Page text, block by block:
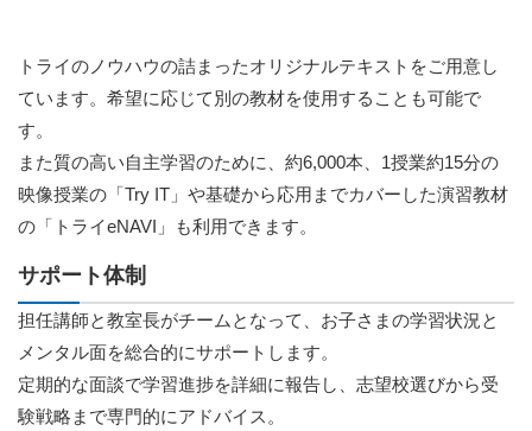
トライのノウハウの詰まったオリジナルテキストをご用意し
ています。希望に応じて別の教材を使用することも可能で
す。
また質の高い自主学習のために、約6,000本、1授業約15分の
映像授業の「Try IT」や基礎から応用までカバーした演習教材
の「トライeNAVI」も利用できます。
サポート体制
担任講師と教室長がチームとなって、お子さまの学習状況と
メンタル面を総合的にサポートします。
定期的な面談で学習進捗を詳細に報告し、志望校選びから受
験戦略まで専門的にアドバイス。